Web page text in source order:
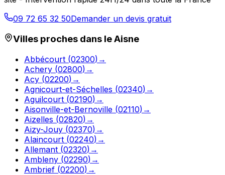
09 72 65 32 50Demander un devis gratuit
Villes proches dans leAisne
Abbécourt (02300) →
Achery (02800) →
Acy (02200) →
Agnicourt-et-Séchelles (02340) →
Aguilcourt (02190) →
Aisonville-et-Bernoville (02110) →
Aizelles (02820) →
Aizy-Jouy (02370) →
Alaincourt (02240) →
Allemant (02320) →
Ambleny (02290) →
Ambrief (02200) →